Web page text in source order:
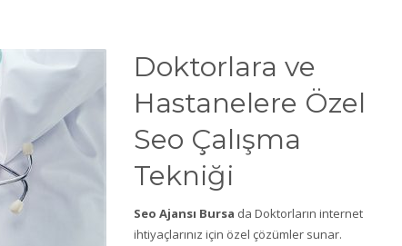
Doktorlara ve
Hastanelere Özel
Seo Çalışma
Tekniği
Seo Ajansı Bursa da Doktorların internet
ihtiyaçlarınız için özel çözümler sunar.